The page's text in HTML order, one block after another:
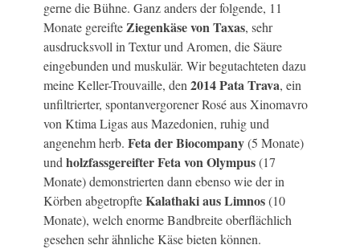
gerne die Bühne. Ganz anders der folgende, 11
Monate gereifteZiegenkäse von Taxas, sehr
ausdrucksvoll in Textur und Aromen, die Säure
eingebunden und muskulär. Wir begutachteten dazu
meine Keller-Trouvaille, den2014 Pata Trava, ein
unfiltrierter, spontanvergorener Rosé aus Xinomavro
von Ktima Ligas aus Mazedonien, ruhig und
angenehm herb. Feta der Biocompany(5 Monate)
undholzfassgereifter Feta von Olympus(17
Monate) demonstrierten dann ebenso wie der in
Körben abgetropfteKalathaki aus Limnos(10
Monate), welch enorme Bandbreite oberflächlich
gesehen sehr ähnliche Käse bieten können.